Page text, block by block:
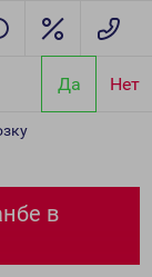
Да Нет
в